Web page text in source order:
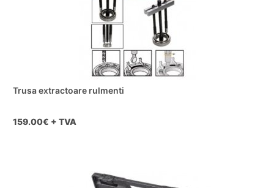
Trusa extractoare rulmenti
159.00€ + TVA